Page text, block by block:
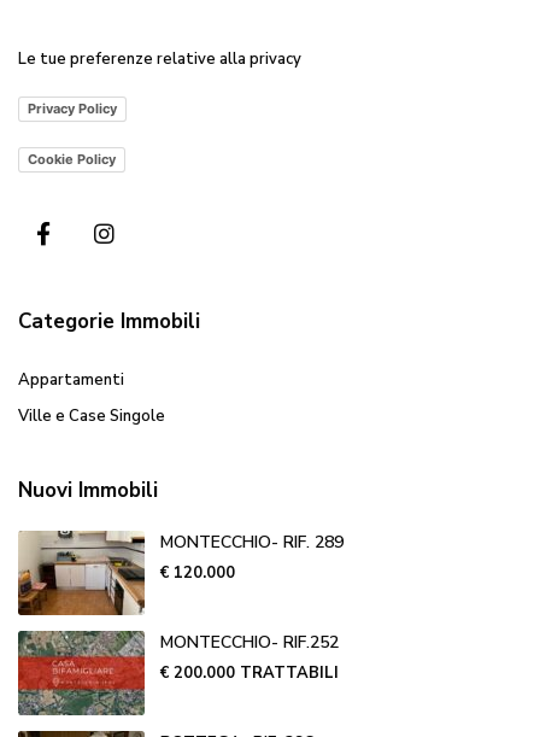
Le tue preferenze relative alla privacy
Privacy Policy
Cookie Policy
Categorie Immobili
Appartamenti
Ville e Case Singole
Nuovi Immobili
MONTECCHIO- RIF. 289
€ 120.000
MONTECCHIO- RIF.252
€ 200.000 TRATTABILI